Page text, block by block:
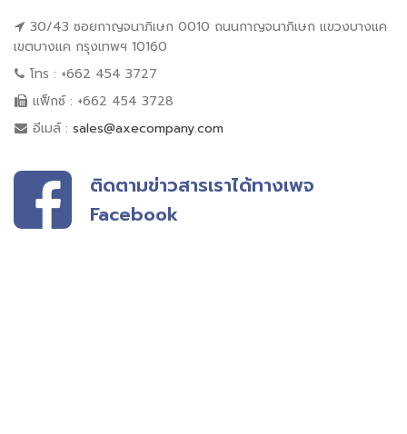
30/43 ซอยกาญจนาภิเษก 0010 ถนนกาญจนาภิเษก แขวงบางแค
เขตบางแค กรุงเทพฯ 10160
โทร : +662 454 3727
แฟ็กซ์ : +662 454 3728
อีเมล์ : sales@axecompany.com
ติดตามข่าวสารเราได้ทางเพจ
Facebook